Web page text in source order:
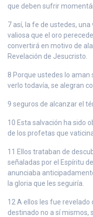
que deben sufrir
7 así, la fe de ustedes,
valiosa que el oro
convertirá en motivo de
Revelación de Jesucristo.
8 Porque ustedes lo aman
verlo todavía, se alegran
9 seguros de alcanzar el
10 Esta salvación ha sido
de los profetas que
11 Ellos trataban de
señaladas por el Espíritu
anunciaba
la gloria que les seguiría.
12 A ellos les fue
destinado no a sí mismos,